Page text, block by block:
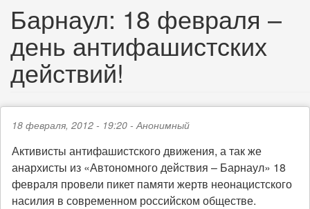
Барнаул: 18 февраля –
день антифашистских
действий!
18 февраля, 2012 - 19:20 -Анонимный
Активисты антифашистского движения, а так же
анархисты из «Автономного действия – Барнаул» 18
февраля провели пикет памяти жертв неонацистского
насилия в современном российском обществе.